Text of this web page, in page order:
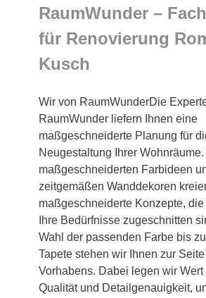
RaumWunder –
für Renovierung
Kusch
Wir von RaumWunderDie
RaumWunder liefern Ihnen eine
maßgeschneiderte Planung für
Neugestaltung Ihrer Wohnräume.
maßgeschneiderten Farbideen
zeitgemäßen Wanddekoren
maßgeschneiderte Konzepte,
Ihre Bedürfnisse zugeschnitten
Wahl der passenden Farbe bis
Tapete stehen wir Ihnen zur
Vorhabens. Dabei legen wir Wert
Qualität und Detailgenauigkeit,